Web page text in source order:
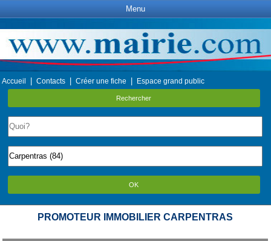
Menu
Accueil Contacts Créer une fiche Espace grand public
Rechercher
OK
PROMOTEUR IMMOBILIER CARPENTRAS